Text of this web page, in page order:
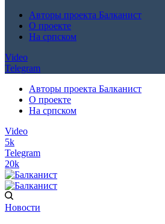
Авторы проекта Балканист
О проекте
На српском
Video
Telegram
Авторы проекта Балканист
О проекте
На српском
Video
5k
Telegram
20k
Новости